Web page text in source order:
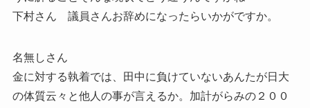
下村さん 議員さんお辞めになったらいかがですか。
名無しさん
金に対する執着では、田中に負けていないあんたが日大
の体質云々と他人の事が言えるか。加計がらみの２００